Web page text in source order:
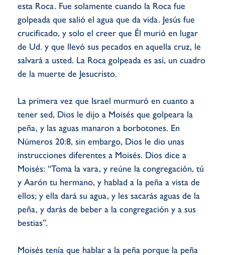
esta Roca. Fue solamente cuando la Roca fue
golpeada que salió el agua que da vida. Jesús fue
crucificado, y solo el creer que Él murió en lugar
de Ud. y que llevó sus pecados en aquella cruz, le
salvará a usted. La Roca golpeada es así, un cuadro
de la muerte de Jesucristo.
La primera vez que Israel murmuró en cuanto a
tener sed, Dios le dijo a Moisés que golpeara la
peña, y las aguas manaron a borbotones. En
Números 20:8, sin embargo, Dios le dio unas
instrucciones diferentes a Moisés. Dios dice a
Moisés: “Toma la vara, y reúne la congregación, tú
y Aarón tu hermano, y hablad a la peña a vista de
ellos; y ella dará su agua, y les sacarás aguas de la
peña, y darás de beber a la congregación y a sus
bestias”.
Moisés tenía que hablar a la peña porque la peña